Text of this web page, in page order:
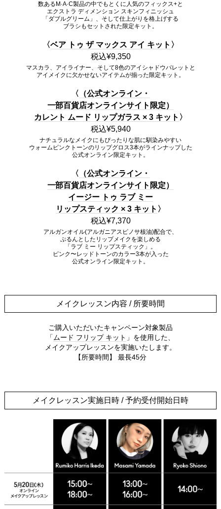
数あるM·A·C製品の中でもとくに人気のフィックス+と
エクストラ ディメンション スキンフィニッシュ
「ダブルグリーム」、そして仕上がりを格上げする
ブラシもセットされた限定キット。
〈ベア トゥ ザ マックス アイ キット 〉
税込¥9,350
マスカラ、アイライナー、そして8色のアイシャドウパレットと
アイメイクに欠かせないアイテムが揃った限定キット。
〈
（公式オンライン・
一部百貨店オンラインサイト限定）
カレント ムード リップガラス × 3 キット 〉
税込¥5,940
ナチュラルなメイクにもぴったりな肌に馴染みやすい
ウォームピンクトーンのリップグロス3本がラインナップした
公式オンライン限定キット。
〈
（公式オンライン・
一部百貨店オンラインサイト限定）
イージー トゥ ラブ ミー
リップスティック × 3 キット 〉
税込¥7,370
アルガンオイル(アルガニアスピノサ核油)配合で、
ぷるんとしたリップメイクを楽しめる
「ラブ ミー リップスティック」。
ピンク〜レッドトーンのカラー3本が入った
公式オンライン限定キット。
メイクレッスン内容 / 所要時間
ご購入いただいたキャンペーン対象製品
「ムード フリップ キット 」を使用した、
メイクアップレッスンを実施いたします。
【所要時間】 最長45分
メイクレッスン実施日時 / 予約受付開始日時